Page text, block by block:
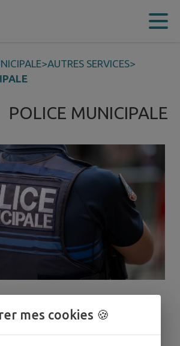
>AUTRES SERVICES>
POLICE MUNICIPALE
mes cookies 🍪